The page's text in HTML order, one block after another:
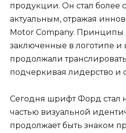
продукции. Он стал более
актуальным, отражая
Motor Company. Принципы
заключенные в логотипе и
продолжали
подчеркивая лидерство и
Сегодня шрифт Форд стал
частью визуальной
продолжает быть знаком